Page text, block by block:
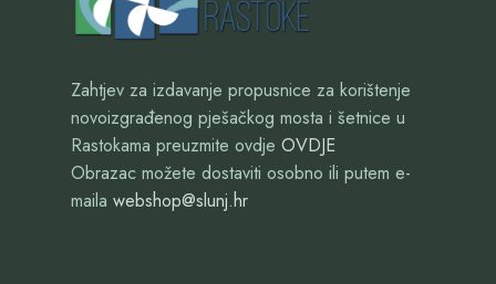
Zahtjev za izdavanje propusnice za korištenje
novoizgrađenog pješačkog mosta i šetnice u
Rastokama preuzmite ovdje OVDJE
Obrazac možete dostaviti osobno ili putem e-
maila webshop@slunj.hr